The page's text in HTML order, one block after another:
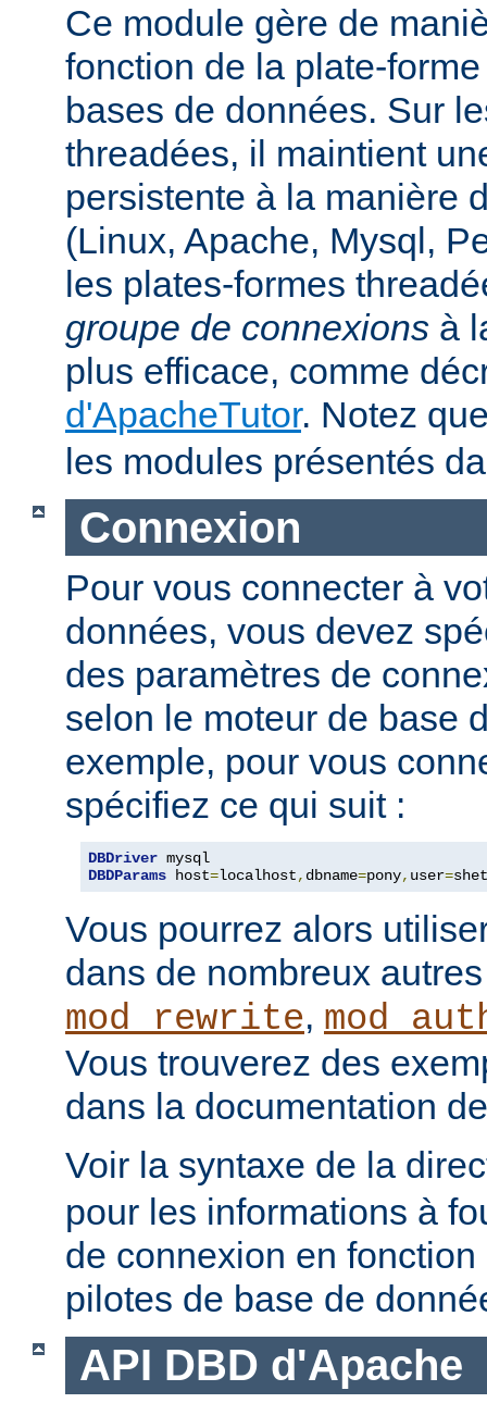
Ce module gère de
fonction de la plate-
bases de données. Sur
threadées, il maintient
persistente à la manière
(Linux, Apache, Mysql,
les plates-formes
groupe de connexions à
plus efficace, comme
d'ApacheTutor. Notez
les modules présentés
Connexion
Pour vous connecter à
données, vous devez
des paramètres de
selon le moteur de base
exemple, pour vous
spécifiez ce qui suit :
DBDriver
DBDParams host=localhost, dbname=pony, user=
Vous pourrez alors
dans de nombreux
mod_rewrite,
Vous trouverez des
dans la documentation
Voir la syntaxe de la
pour les informations à
de connexion en
pilotes de base de
API DBD d'Apache